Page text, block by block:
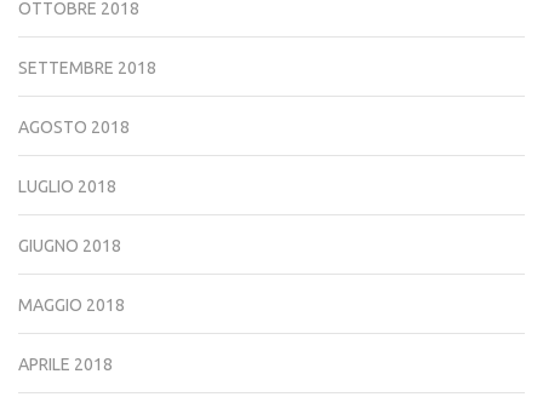
OTTOBRE 2018
SETTEMBRE 2018
AGOSTO 2018
LUGLIO 2018
GIUGNO 2018
MAGGIO 2018
APRILE 2018